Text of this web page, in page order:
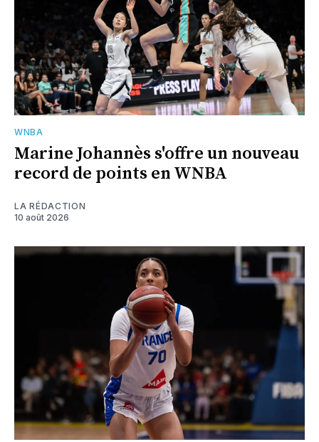
WNBA
Marine Johannès s'offre un nouveau
record de points en WNBA
LA RÉDACTION
10 août 2026